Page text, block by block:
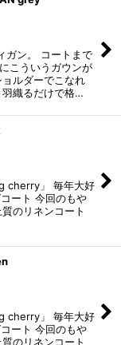
ガン。 コートまで
こういうガウンが
ルダーでこなれ
羽織るだけで格…
cherry」 毎年大好
ート 今回のもや
のリネンコート
cherry」 毎年大好
ート 今回のもや
のリネンコート